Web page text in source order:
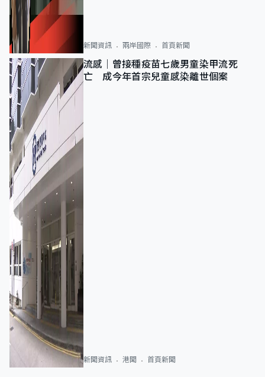
新聞資訊 兩岸國際 首頁新聞
流感｜曾接種疫苗七歲男童染甲流死
亡 成今年首宗兒童感染離世個案
新聞資訊 港聞 首頁新聞